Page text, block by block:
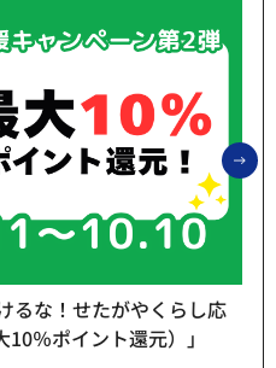
るな！せたがやくらし応
％ポイント還元）」